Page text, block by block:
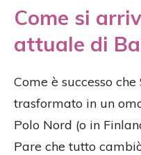
Come si
attuale di
Come è successo
trasformato in un
Polo Nord (o in
Pare che tutto